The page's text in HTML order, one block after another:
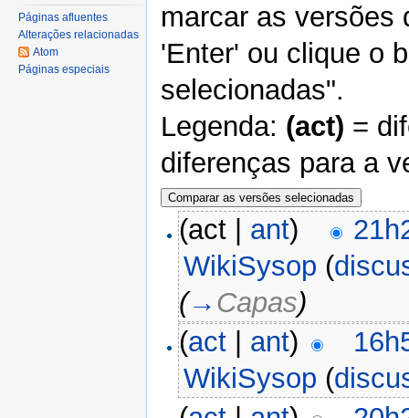
marcar as versões
'Enter' ou clique o
selecionadas".
Legenda: (act) =
diferenças para a
(act | ant)
WikiSysop (
(→ Capas)
(act ant)
WikiSysop (
Páginas afluentes
Alterações relacionadas
Atom
Páginas especiais